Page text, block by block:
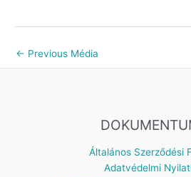
← Previous Média
Általános Szerződési
Adatvédelmi